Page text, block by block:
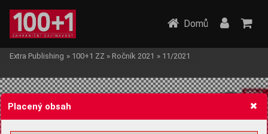
Domů
Extra Publishing » 100+1 ZZ » Ročník 2021 » 11/2021
Placený obsah